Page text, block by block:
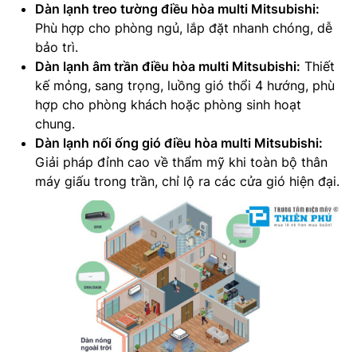
Dàn lạnh treo tường điều hòa multi Mitsubishi:
Phù hợp cho phòng ngủ, lắp đặt nhanh chóng, dễ
bảo trì.
Dàn lạnh âm trần điều hòa multi Mitsubishi: Thiết
kế mỏng, sang trọng, luồng gió thổi 4 hướng, phù
hợp cho phòng khách hoặc phòng sinh hoạt
chung.
Dàn lạnh nối ống gió điều hòa multi Mitsubishi:
Giải pháp đỉnh cao về thẩm mỹ khi toàn bộ thân
máy giấu trong trần, chỉ lộ ra các cửa gió hiện đại.